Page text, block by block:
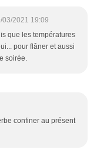
03/2021 19:09
que les températures
pour flâner et aussi
soirée.
confiner au présent